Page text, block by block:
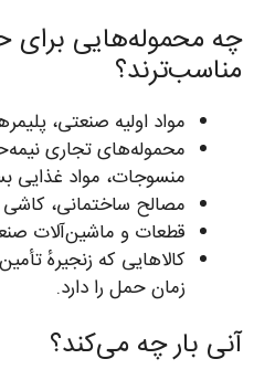
چه محموله‌هایی برای
مناسب‌ترند؟
مواد اولیه صنعتی،
محموله‌های تجاری
منسوجات، مواد غذایی
مصالح ساختمانی،
قطعات و ماشین‌آلات
زمان حمل را دارد.
آنی بار چه می‌کند؟